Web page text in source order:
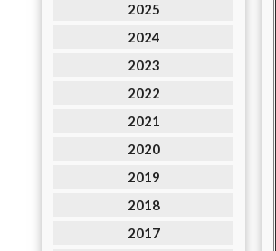
2025
2024
2023
2022
2021
2020
2019
2018
2017